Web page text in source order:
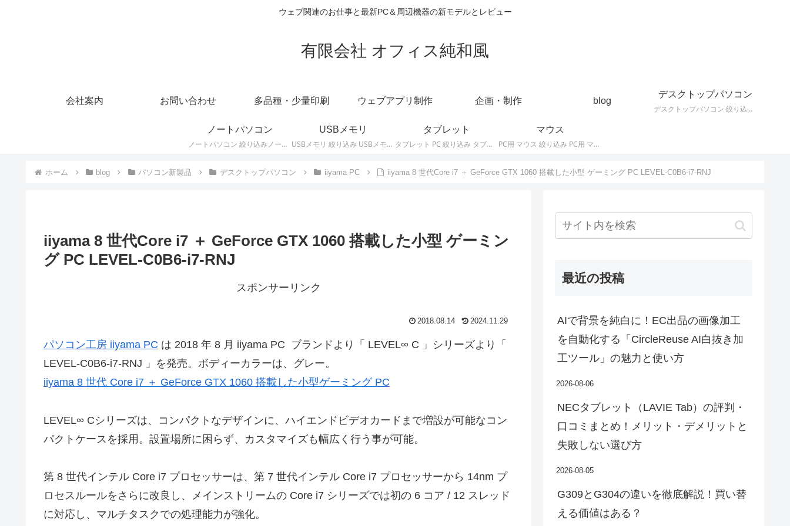
ウェブ関連のお仕事と最新PC＆周辺機器の新モデルとレビュー
有限会社 オフィス純和風
会社案内 お問い合わせ 多品種・少量印刷 ウェブアプリ制作 企画・制作 blog
デスクトップパソコン
デスクトップパソコン 絞り込み デスクトップPCの最新モデルやスペック・仕様に関する情報。
ノートパソコン
ノートパソコン 絞り込みノートPCの最新モデルやスペック・仕様に関する情報。
USBメモリ
USBメモリ 絞り込み USBメモリの最新モデルやスペック・仕様に関する情報。
タブレット
タブレット PC 絞り込み タブレットの最新モデルやスペック・仕様に関する情報。
マウス
PC用 マウス 絞り込み PC用 マウス 最新モデルやスペック・仕様に関する情報。ワイヤレスマウス、有線マウス、接続タイプなど。
ホーム blog パソコン新製品 デスクトップパソコン iiyama PC iiyama 8 世代Core i7 ＋ GeForce GTX 1060 搭載した小型 ゲーミング PC LEVEL-C0B6-i7-RNJ
iiyama 8 世代Core i7 ＋ GeForce GTX 1060 搭載した小型 ゲーミン
グ PC LEVEL-C0B6-i7-RNJ
スポンサーリンク
2018.08.14 2024.11.29
パソコン工房 iiyama PC は 2018 年 8 月 iiyama PC ブランドより「 LEVEL∞ C 」シリーズより「
LEVEL-C0B6-i7-RNJ 」を発売。ボディーカラーは、グレー。
iiyama 8 世代 Core i7 ＋ GeForce GTX 1060 搭載した小型ゲーミング PC
LEVEL∞ Cシリーズは、コンパクトなデザインに、ハイエンドビデオカードまで増設が可能なコン
パクトケースを採用。設置場所に困らず、カスタマイズも幅広く行う事が可能。
第 8 世代インテル Core i7 プロセッサーは、第 7 世代インテル Core i7 プロセッサーから 14nm プ
ロセスルールをさらに改良し、メインストリームの Core i7 シリーズでは初の 6 コア / 12 スレッド
に対応し、マルチタスクでの処理能力が強化。
最近の投稿
AIで背景を純白に！EC出品の画像加工
を自動化する「CircleReuse AI白抜き加
工ツール」の魅力と使い方
2026-08-06
NECタブレット（LAVIE Tab）の評判・
口コミまとめ！メリット・デメリットと
失敗しない選び方
2026-08-05
G309とG304の違いを徹底解説！買い替
える価値はある？